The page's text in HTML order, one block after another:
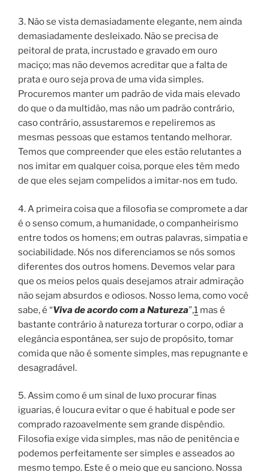
3. Não se vista demasiadamente elegante, nem ainda
demasiadamente desleixado. Não se precisa de
peitoral de prata, incrustado e gravado em ouro
maciço; mas não devemos acreditar que a falta de
prata e ouro seja prova de uma vida simples.
Procuremos manter um padrão de vida mais elevado
do que o da multidão, mas não um padrão contrário,
caso contrário, assustaremos e repeliremos as
mesmas pessoas que estamos tentando melhorar.
Temos que compreender que eles estão relutantes a
nos imitar em qualquer coisa, porque eles têm medo
de que eles sejam compelidos a imitar-nos em tudo.
4. A primeira coisa que a filosofia se compromete a dar
é o senso comum, a humanidade, o companheirismo
entre todos os homens; em outras palavras, simpatia e
sociabilidade. Nós nos diferenciamos se nós somos
diferentes dos outros homens. Devemos velar para
que os meios pelos quais desejamos atrair admiração
não sejam absurdos e odiosos. Nosso lema, como você
sabe, é “Viva de acordo com a Natureza”,1 mas é
bastante contrário à natureza torturar o corpo, odiar a
elegância espontânea, ser sujo de propósito, tomar
comida que não é somente simples, mas repugnante e
desagradável.
5. Assim como é um sinal de luxo procurar finas
iguarias, é loucura evitar o que é habitual e pode ser
comprado razoavelmente sem grande dispêndio.
Filosofia exige vida simples, mas não de penitência e
podemos perfeitamente ser simples e asseados ao
mesmo tempo. Este é o meio que eu sanciono. Nossa